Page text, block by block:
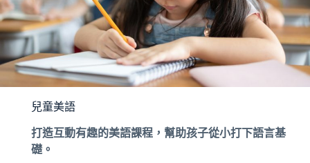
兒童美語
打造互動有趣的美語課程，幫助孩子從小打下語言基
礎。